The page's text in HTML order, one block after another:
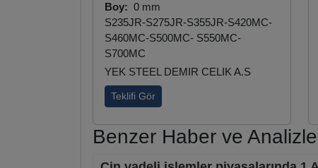
Boy: 0 mm
S235JR-S275JR-S355JR-S420MC-
S460MC-S500MC- S550MC-
S700MC
YEK STEEL DEMIR CELIK A.S
Teklifi Gör
Benzer Haber ve